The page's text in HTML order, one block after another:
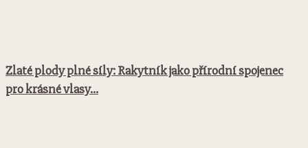
Zlaté plody plné síly: Rakytník jako přírodní spojenec
pro krásné vlasy...